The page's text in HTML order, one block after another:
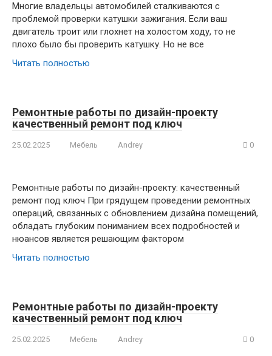
Многие владельцы автомобилей сталкиваются с
проблемой проверки катушки зажигания. Если ваш
двигатель троит или глохнет на холостом ходу, то не
плохо было бы проверить катушку. Но не все
Читать полностью
Ремонтные работы по дизайн-проекту
качественный ремонт под ключ
25.02.2025 Мебель Andrey 0
Ремонтные работы по дизайн-проекту: качественный
ремонт под ключ При грядущем проведении ремонтных
операций, связанных с обновлением дизайна помещений,
обладать глубоким пониманием всех подробностей и
нюансов является решающим фактором
Читать полностью
Ремонтные работы по дизайн-проекту
качественный ремонт под ключ
25.02.2025 Мебель Andrey 0